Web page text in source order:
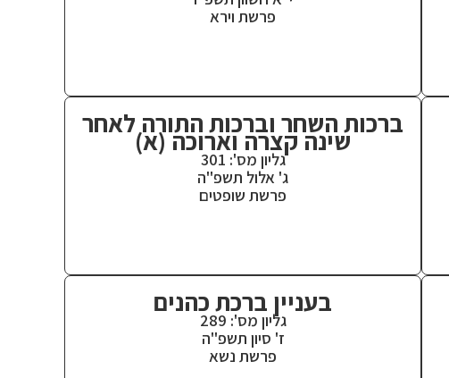
פרשת וירא
ברכות השחר וברכות התורה לאחר
שינה קצרה וארוכה (א)
גליון מס': 301
ג' אלול תשפ"ה
פרשת שופטים
בעניין ברכת כהנים
גליון מס': 289
ז' סיון תשפ"ה
פרשת נשא